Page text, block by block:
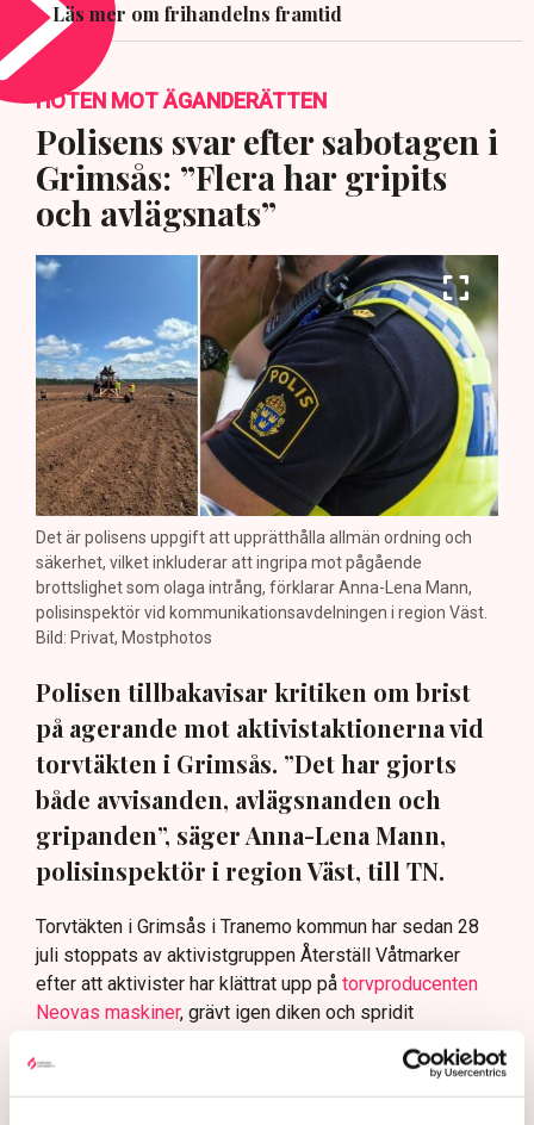
Läs mer om frihandelns framtid
HOTEN MOT ÄGANDERÄTTEN
Polisens svar efter sabotagen i
Grimsås: ”Flera har gripits
och avlägsnats”
Det är polisens uppgift att upprätthålla allmän ordning och
säkerhet, vilket inkluderar att ingripa mot pågående
brottslighet som olaga intrång, förklarar Anna-Lena Mann,
polisinspektör vid kommunikationsavdelningen i region Väst.
Bild: Privat, Mostphotos
Polisen tillbakavisar kritiken om brist
på agerande mot aktivistaktionerna vid
torvtäkten i Grimsås. ”Det har gjorts
både avvisanden, avlägsnanden och
gripanden”, säger Anna-Lena Mann,
polisinspektör i region Väst, till TN.
Torvtäkten i Grimsås i Tranemo kommun har sedan 28
juli stoppats av aktivistgruppen Återställ Våtmarker
efter att aktivister har klättrat upp på torvproducenten
Neovas maskiner, grävt igen diken och spridit
Aktivisterna klättrar upp på